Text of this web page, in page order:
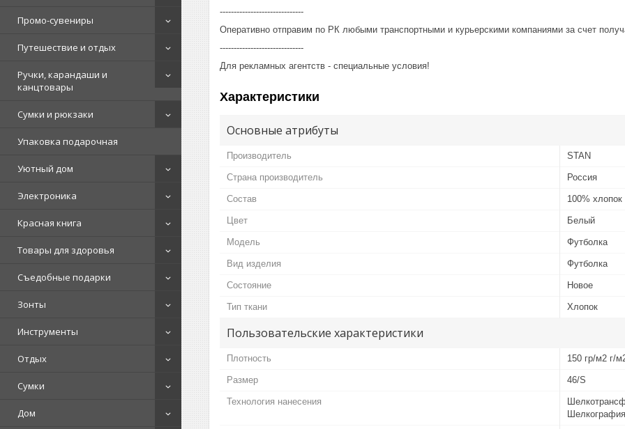
Промо-сувениры
Путешествие и отдых
Ручки, карандаши и
канцтовары
Сумки и рюкзаки
Упаковка подарочная
Уютный дом
Электроника
Красная книга
Товары для здоровья
Съедобные подарки
Зонты
Инструменты
Отдых
Сумки
Дом
------------------------------
Оперативно отправим по РК любыми транспортными и курьерскими компаниями за счет
------------------------------
Для рекламных агентств - специальные условия!
Характеристики
Основные атрибуты
Производитель STAN
Страна производитель Россия
Состав 100% хлопок
Цвет Белый
Мoдель Футболка
Вид изделия Футболка
Состояние Новое
Тип ткани Хлопок
Пользовательские характеристики
Плотность 150 гр/м2 г/
Размер 46/S
Технология нанесения
Шелкография